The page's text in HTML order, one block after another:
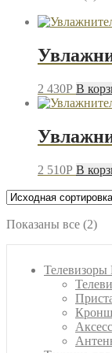
2 430P В
2 510P В
Показаны все (2)
Телевизоры